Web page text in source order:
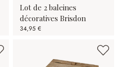
Lot de 2 baleines
décoratives Brisdon
34,95 €